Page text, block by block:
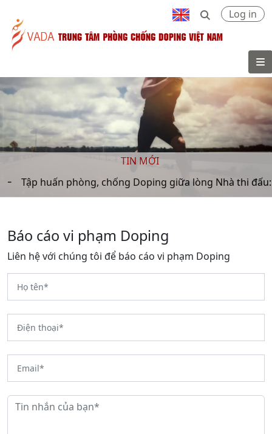
Log in
VADA
TIN MỚI
Tập huấn phòng, chống Doping giữa lòng Nhà thi đấu:
Báo cáo vi phạm Doping
Liên hệ với chúng tôi để báo cáo vi phạm Doping